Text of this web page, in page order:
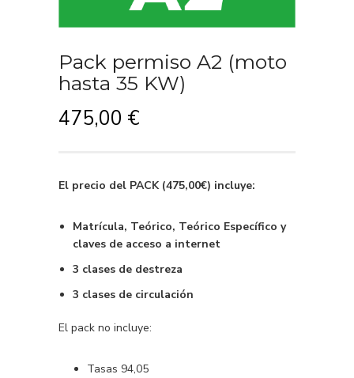
Pack permiso A2 (moto
hasta 35 KW)
475,00 €
El precio del PACK (475,00€) incluye:
Matrícula, Teórico, Teórico Específico y
claves de acceso a internet
3 clases de destreza
3 clases de circulación
El pack no incluye:
Tasas 94,05